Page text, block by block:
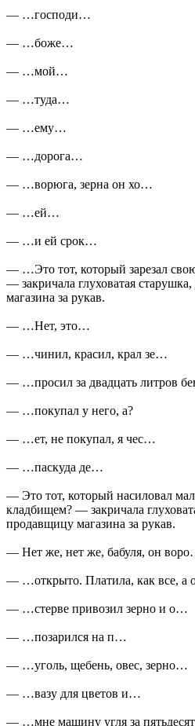
— …господи…
— …боже…
— …мой…
— …туда…
— …ему…
— …дорога…
— …ворюга, зерна он хо…
— …ей…
— …и ей срок…
— …Это тот, который зарезал
— закричала глуховатая
магазина за рукав.
— …Нет, это…
— …чинил, красил, крал зе…
— …просил за двадцать литров
— …покупал у него, а?
— …ет, не покупал, я чес…
— …паскуда де…
— Это тот, который насиловал
кладбищем? — закричала
продавщицу магазина за рукав.
— Нет же, нет же, бабуля, он
— …открыто. Платила, как все, а
— …стерве привозил зерно и о…
— …позарился на п…
— …уголь, щебень, овес, зерно…
— …вазу для цветов и…
— …мне машину угля за